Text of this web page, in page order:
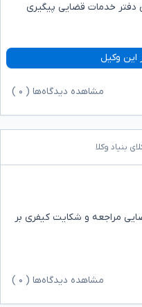
خدمات قضایی پیگیری
این وکیل
مشاهده دیدگاه‌ها ( ۰
بنیاد وکلا
مراجعه و شکایت کیفری بر
مشاهده دیدگاه‌ها ( ۰